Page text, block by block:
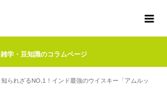
雑学・豆知識のコラムページ
知られざるNO,1！インド最強のウイスキー「アムルッ